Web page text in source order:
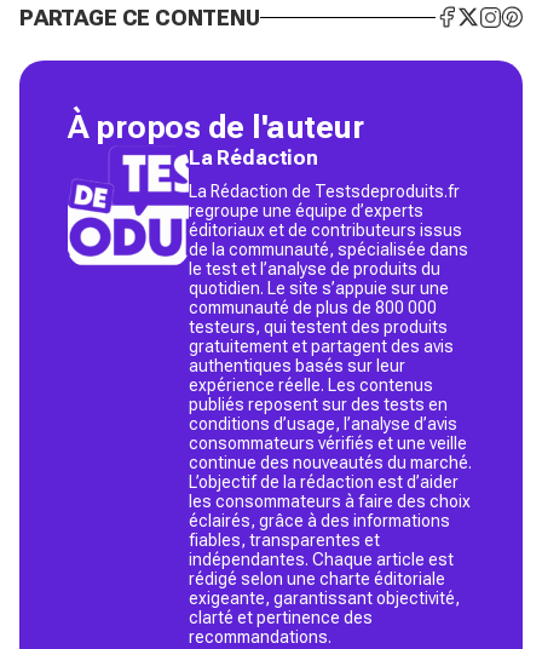
PARTAGE CE CONTENU
À propos de l'auteur
La Rédaction
La Rédaction de Testsdeproduits.fr
regroupe une équipe d’experts
éditoriaux et de contributeurs issus
de la communauté, spécialisée dans
le test et l’analyse de produits du
quotidien. Le site s’appuie sur une
communauté de plus de 800 000
testeurs, qui testent des produits
gratuitement et partagent des avis
authentiques basés sur leur
expérience réelle. Les contenus
publiés reposent sur des tests en
conditions d’usage, l’analyse d’avis
consommateurs vérifiés et une veille
continue des nouveautés du marché.
L’objectif de la rédaction est d’aider
les consommateurs à faire des choix
éclairés, grâce à des informations
fiables, transparentes et
indépendantes. Chaque article est
rédigé selon une charte éditoriale
exigeante, garantissant objectivité,
clarté et pertinence des
recommandations.